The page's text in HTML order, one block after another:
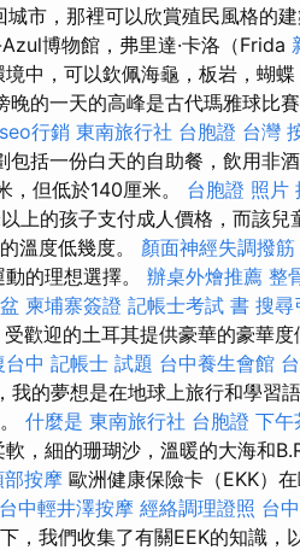
市，那裡可以欣賞殖民風格的建
博物館，弗里達·卡洛（Frida
中，可以欽佩海龜，板岩，蝴蝶
晚的一天的高峰是古代瑪雅球比
seo行銷 東南旅行社 台胞證 台灣
包括一份白天的自助餐，飲用非
，但低於140厘米。 台胞證 照片
上的孩子支付成人價格，而該
溫度低幾度。 顏面神經失調撥筋
的理想選擇。 辦桌外燴推薦 整
柬埔寨簽證 記帳士考試 書 搜尋
受歡迎的土耳其提供豪華的豪華
台中 記帳士 試題 台中養生會館
我的夢想是在地球上旅行和學習
什麼是 東南旅行社 台胞證 下午
，細的珊瑚沙，溫暖的大海和
部按摩 歐洲健康保險卡（EKK）
台中輕井澤按摩 經絡調理證照 台
，我們收集了有關EEK的知識，